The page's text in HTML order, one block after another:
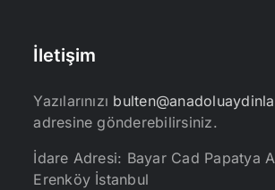
İletişim
Yazılarınızı
adresine gönderebilirsiniz.
İdare Adresi: Bayar Cad Papatya
Erenköy İstanbul